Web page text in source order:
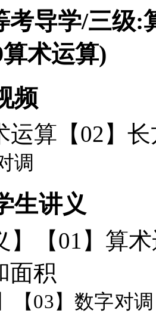
考导学/三级:
术运算)
频
运算【02】
调
生讲义
【01】算
面积
【03】数字对调